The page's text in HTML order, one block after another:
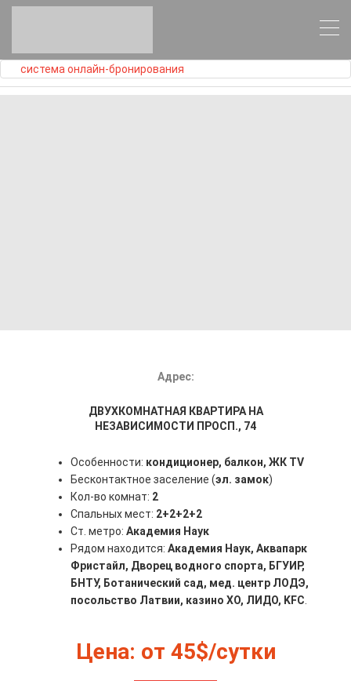
система онлайн-бронирования
Адрес:
ДВУХКОМНАТНАЯ КВАРТИРА НА
НЕЗАВИСИМОСТИ ПРОСП., 74
Особенности: кондиционер, балкон, ЖК TV
Бесконтактное заселение (эл. замок)
Кол-во комнат: 2
Спальных мест: 2+2+2+2
Ст. метро: Академия Наук
Рядом находится: Академия Наук, Аквапарк
Фристайл, Дворец водного спорта, БГУИР,
БНТУ, Ботанический сад, мед. центр ЛОДЭ,
посольство Латвии, казино ХО, ЛИДО, KFC
Цена: от 45$/сутки